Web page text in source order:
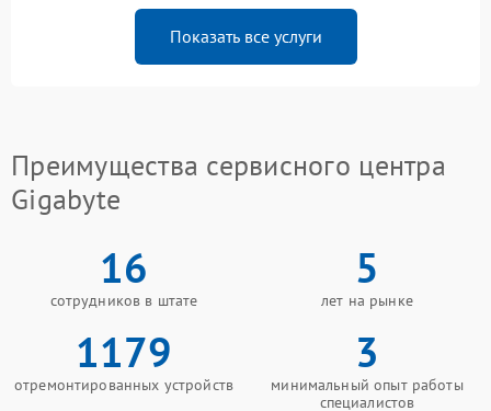
Показать все услуги
Преимущества сервисного центра
Gigabyte
16
сотрудников в штате
5
лет на рынке
1179
отремонтированных устройств
3
минимальный опыт работы
специалистов